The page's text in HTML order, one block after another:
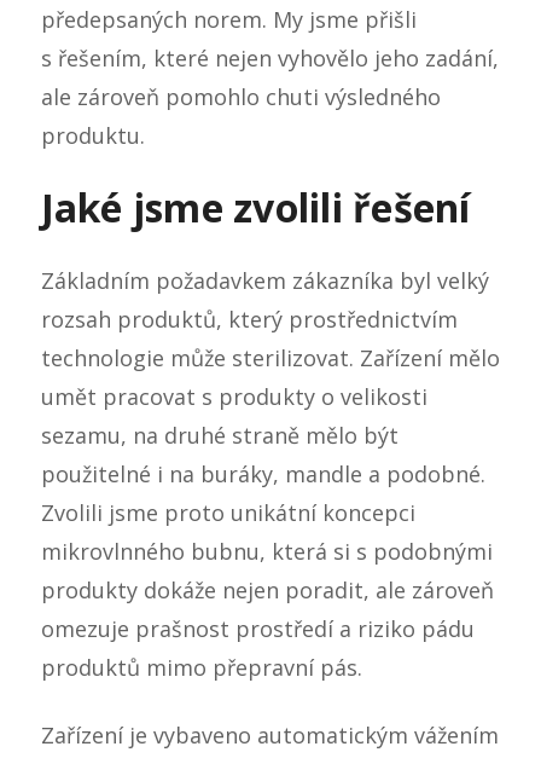
předepsaných norem. My jsme přišli
s řešením, které nejen vyhovělo jeho zadání,
ale zároveň pomohlo chuti výsledného
produktu.
Jaké jsme zvolili řešení
Základním požadavkem zákazníka byl velký
rozsah produktů, který prostřednictvím
technologie může sterilizovat. Zařízení mělo
umět pracovat s produkty o velikosti
sezamu, na druhé straně mělo být
použitelné i na buráky, mandle a podobné.
Zvolili jsme proto unikátní koncepci
mikrovlnného bubnu, která si s podobnými
produkty dokáže nejen poradit, ale zároveň
omezuje prašnost prostředí a riziko pádu
produktů mimo přepravní pás.
Zařízení je vybaveno automatickým vážením